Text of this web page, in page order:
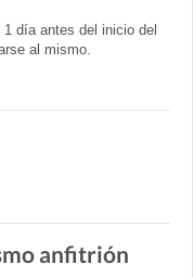
día antes del inicio del
al mismo.
anfitrión